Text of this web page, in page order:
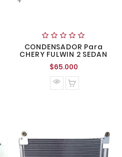
CONDENSADOR Para
CHERY FULWIN 2 SEDAN
$65.000Precio
normal